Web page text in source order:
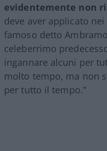
evidentemente non
deve aver applicato
famoso detto
celeberrimo
ingannare alcuni per
molto tempo, ma non
per tutto il tempo.”